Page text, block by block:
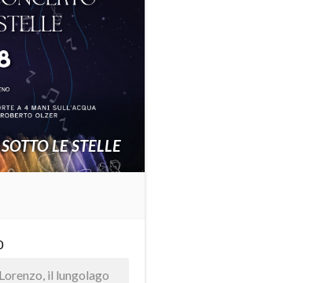
LE STELLE
il lungolago